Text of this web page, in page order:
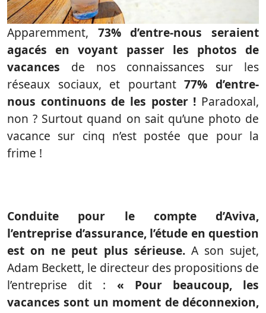
Apparemment, 73% d’entre-nous seraient
agacés en voyant passer les photos de
vacances de nos connaissances sur les
réseaux sociaux, et pourtant77% d’entre-
nous continuons de les poster ! Paradoxal,
non ? Surtout quand on sait qu’une photo de
vacance sur cinq n’est postée que pour la
frime !
Conduite pour le compte d’Aviva,
l’entreprise d’assurance, l’étude en question
est on ne peut plus sérieuse.A son sujet,
Adam Beckett, le directeur des propositions de
l’entreprise dit : « Pour beaucoup, les
vacances sont un moment de déconnexion,